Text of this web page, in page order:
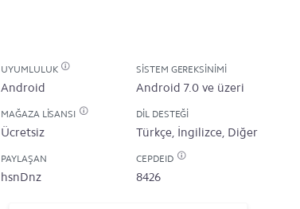
UYUMLULUK
Android
SISTEM GEREKSINIMI
Android 7.0 ve üzeri
MAĞAZA LISANSI
Ücretsiz
DIL DESTEĞI
Türkçe, İngilizce, Diğer
PAYLAŞAN
hsnDnz
CEPDEID
8426